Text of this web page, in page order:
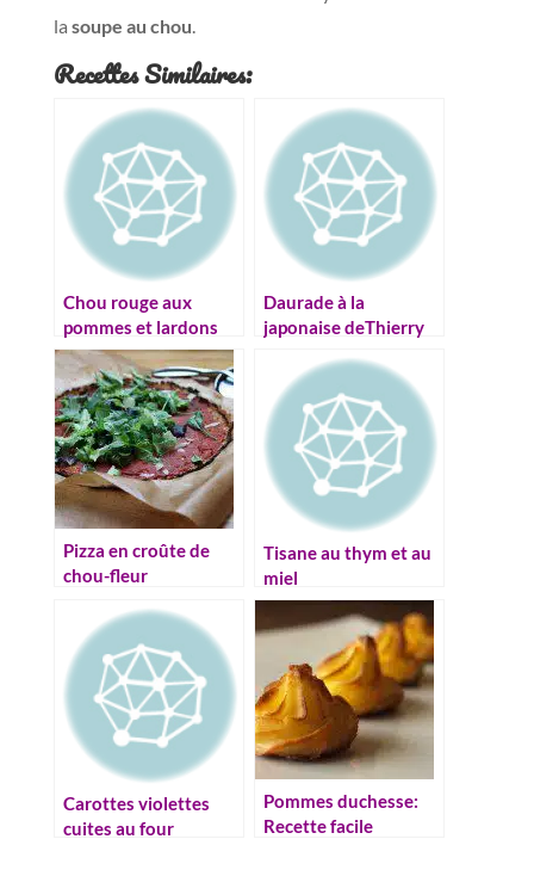
la soupe au chou.
Recettes Similaires:
Chou rouge aux
pommes et lardons
Daurade à la
japonaise deThierry
Pizza en croûte de
chou-fleur
Tisane au thym et au
miel
Carottes violettes
cuites au four
Pommes duchesse:
Recette facile